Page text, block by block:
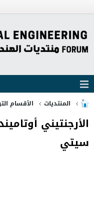
المنتديات الأقسام
الأرجنتيني
سيتي